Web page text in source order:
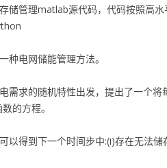
储管理matlab源代码，代码按照高
种电网储能管理方法。
需求的随机特性出发，提出了一个
的方程。
以得到下一个时间步中:(i)存在无法